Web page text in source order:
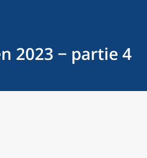
2023 − partie 4